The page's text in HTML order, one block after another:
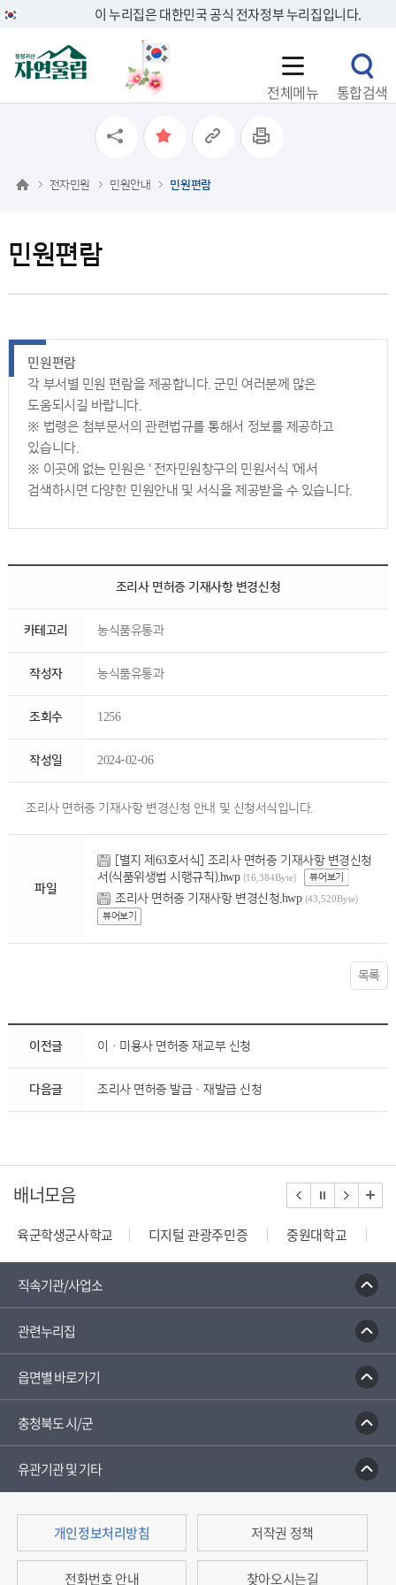
이 누리집은 대한민국 공식 전자정부 누리집입니다.
전체메뉴 통합검색
민원편람
전자민원 민원안내 민원편람
민원편람
각 부서별 민원 편람을 제공합니다. 군민 여러분께 많은
도움되시길 바랍니다.
※ 법령은 첨부문서의 관련법규를 통해서 정보를 제공하고
있습니다.
※ 이곳에 없는 민원은 ' 전자민원창구의 민원서식 '에서
검색하시면 다양한 민원안내 및 서식을 제공받을 수 있습니다.
조리사 면허증 기재사항 변경신청
카테고리 농식품유통과
작성자 농식품유통과
조회수 1256
작성일 2024-02-06
조리사 면허증 기재사항 변경신청 안내 및 신청서식입니다.
파일
[별지 제63호서식] 조리사 면허증 기재사항 변경신청
서(식품위생법 시행규칙).hwp (16,384Byte) 뷰어보기
조리사 면허증 기재사항 변경신청.hwp (43,520Byte)
뷰어보기
목록
이전글 이·미용사 면허증 재교부 신청
다음글 조리사 면허증 발급·재발급 신청
배너모음
육군학생군사학교 디지털 관광주민증 중원대학교
직속기관/사업소
관련누리집
읍면별 바로가기
충청북도 시/군
유관기관 및 기타
개인정보처리방침 저작권 정책
전화번호 안내 찾아오시는길